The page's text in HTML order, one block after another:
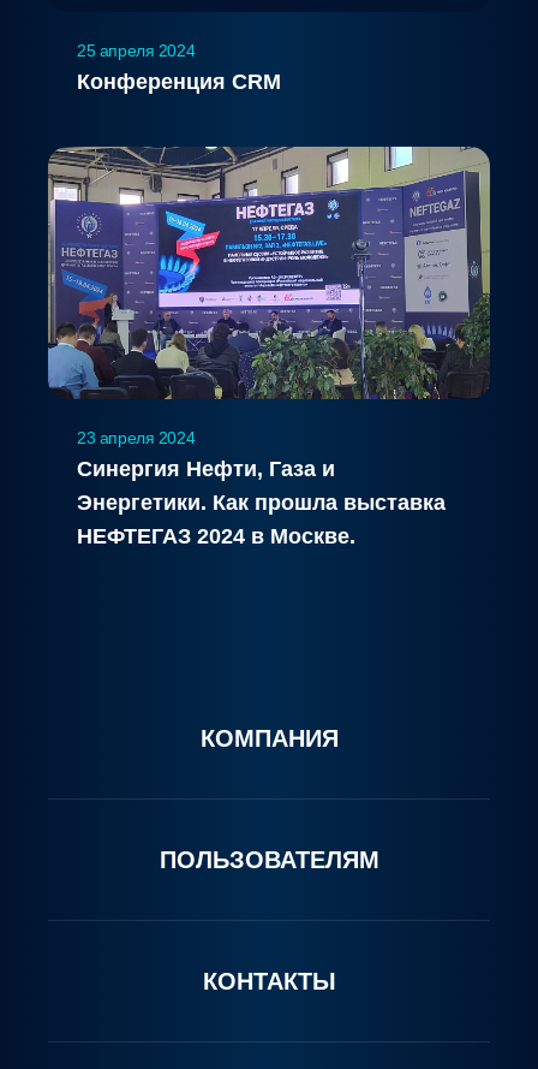
25 апреля 2024
Конференция CRM
23 апреля 2024
Синергия Нефти, Газа и
Энергетики. Как прошла выставка
НЕФТЕГАЗ 2024 в Москве.
КОМПАНИЯ
ПОЛЬЗОВАТЕЛЯМ
КОНТАКТЫ